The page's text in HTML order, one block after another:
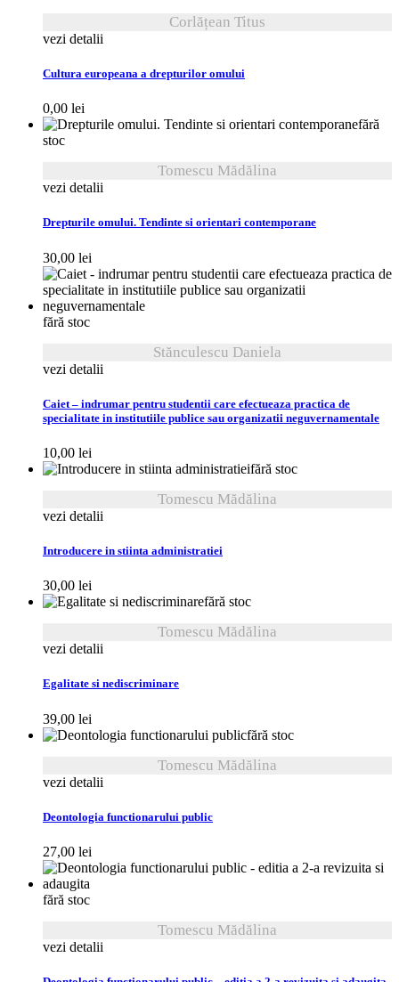
Corlățean Titus
vezi detalii
Cultura europeana a drepturilor omului
0,00 lei
fără
stoc
Tomescu Mădălina
vezi detalii
Drepturile omului. Tendinte si orientari contemporane
30,00 lei
fără stoc
Stănculescu Daniela
vezi detalii
Caiet – indrumar pentru studentii care efectueaza practica de
specialitate in institutiile publice sau organizatii neguvernamentale
10,00 lei
fără stoc
Tomescu Mădălina
vezi detalii
Introducere in stiinta administratiei
30,00 lei
fără stoc
Tomescu Mădălina
vezi detalii
Egalitate si nediscriminare
39,00 lei
fără stoc
Tomescu Mădălina
vezi detalii
Deontologia functionarului public
27,00 lei
fără stoc
Tomescu Mădălina
vezi detalii